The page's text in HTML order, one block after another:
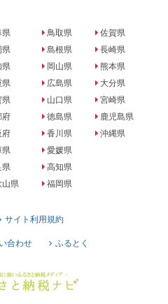
県
県
県
県
県
府
府
県
県
山県
鳥取県
島根県
岡山県
広島県
山口県
徳島県
香川県
愛媛県
高知県
福岡県
佐賀県
長崎県
熊本県
大分県
宮崎県
鹿児島県
沖縄県
サイト利用規約
合わせ ふるとく